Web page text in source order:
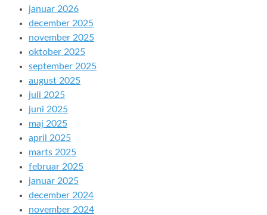
januar 2026
december 2025
november 2025
oktober 2025
september 2025
august 2025
juli 2025
juni 2025
maj 2025
april 2025
marts 2025
februar 2025
januar 2025
december 2024
november 2024